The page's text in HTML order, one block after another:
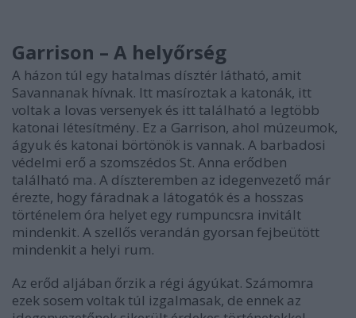
Garrison – A helyőrség
A házon túl egy hatalmas dísztér látható, amit
Savannanak hívnak. Itt masíroztak a katonák, itt
voltak a lovas versenyek és itt található a legtöbb
katonai létesítmény. Ez a Garrison, ahol múzeumok,
ágyuk és katonai börtönök is vannak. A barbadosi
védelmi erő a szomszédos St. Anna erődben
található ma. A díszteremben az idegenvezető már
érezte, hogy fáradnak a látogatók és a hosszas
történelem óra helyet egy rumpuncsra invitált
mindenkit. A szellős verandán gyorsan fejbeütött
mindenkit a helyi rum.
Az erőd aljában őrzik a régi ágyúkat. Számomra
ezek sosem voltak túl izgalmasak, de ennek az